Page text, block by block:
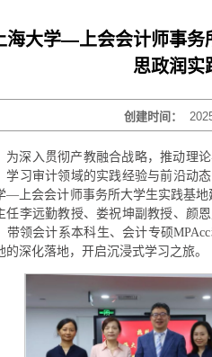
海大学—上会会计师事务
思政润实
创建时间：
为深入贯彻产教融合战略，推动理
学习审计领域的实践经验与前沿动
—上会会计师事务所大学生实践基地
任李远勤教授、娄祝坤副教授、颜
带领会计系本科生、会计专硕
的深化落地，开启沉浸式学习之旅。